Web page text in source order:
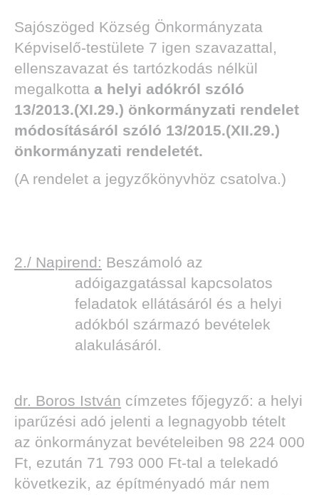
Sajószöged Község Önkormányzata
Képviselő-testülete 7 igen szavazattal,
ellenszavazat és tartózkodás nélkül
megalkotta a helyi adókról szóló
13/2013.(XI.29.) önkormányzati rendelet
módosításáról szóló 13/2015.(XII.29.)
önkormányzati rendeletét.
(A rendelet a jegyzőkönyvhöz csatolva.)
2./ Napirend: Beszámoló az
adóigazgatással kapcsolatos
feladatok ellátásáról és a helyi
adókból származó bevételek
alakulásáról.
dr. Boros István címzetes főjegyző: a helyi
iparűzési adó jelenti a legnagyobb tételt
az önkormányzat bevételeiben 98 224 000
Ft, ezután 71 793 000 Ft-tal a telekadó
következik, az építményadó már nem